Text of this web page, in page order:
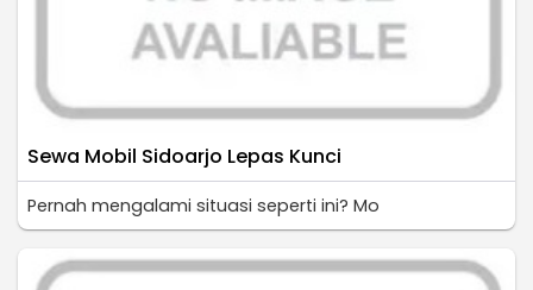
Sewa Mobil Sidoarjo Lepas Kunci
Pernah mengalami situasi seperti ini? Mo